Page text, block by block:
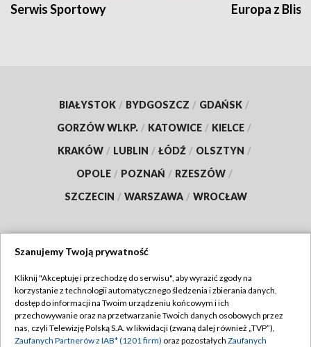
Serwis Sportowy Europa z
BIAŁYSTOK / BYDGOSZCZ / GDAŃSK /
GORZÓW WLKP. / KATOWICE / KIELCE /
KRAKÓW / LUBLIN / ŁÓDŹ / OLSZTYN /
OPOLE / POZNAŃ / RZESZÓW /
SZCZECIN / WARSZAWA / WROCŁAW
TVP
Abonament TVP
Emisja w TVP
Regulamin TVP
Polityka prywatności
Szanujemy Twoją prywatność
Kliknij "Akceptuję i przechodzę do serwisu", aby wyrazić zgody na
korzystanie z technologii automatycznego śledzenia i zbierania danych,
dostęp do informacji na Twoim urządzeniu końcowym i ich
przechowywanie oraz na przetwarzanie Twoich danych osobowych przez
nas, czyli Telewizję Polską S.A. w likwidacji (zwaną dalej również „TVP”),
Zaufanych Partnerów z IAB* (1201 firm) oraz pozostałych Zaufanych